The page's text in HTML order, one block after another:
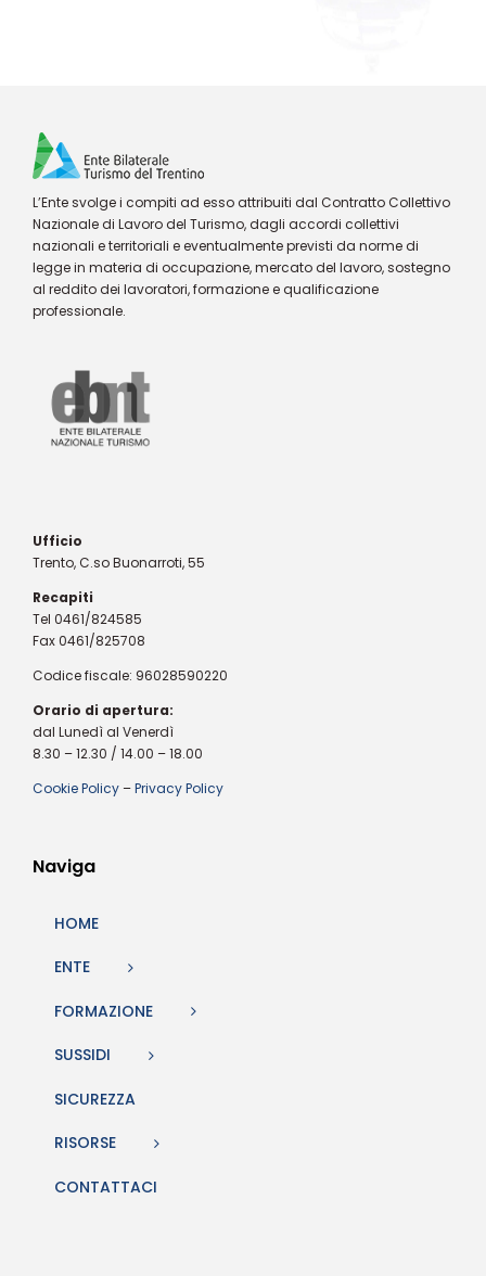
L’Ente svolge i compiti ad esso attribuiti dal Contratto Collettivo
Nazionale di Lavoro del Turismo, dagli accordi collettivi
nazionali e territoriali e eventualmente previsti da norme di
legge in materia di occupazione, mercato del lavoro, sostegno
al reddito dei lavoratori, formazione e qualificazione
professionale.
Ufficio
Trento, C.so Buonarroti, 55
Recapiti
Tel 0461/824585
Fax 0461/825708
Codice fiscale: 96028590220
Orario di apertura:
dal Lunedì al Venerdì
8.30 – 12.30 / 14.00 – 18.00
Cookie Policy –Privacy Policy
Naviga
HOME
ENTE
FORMAZIONE
SUSSIDI
SICUREZZA
RISORSE
CONTATTACI